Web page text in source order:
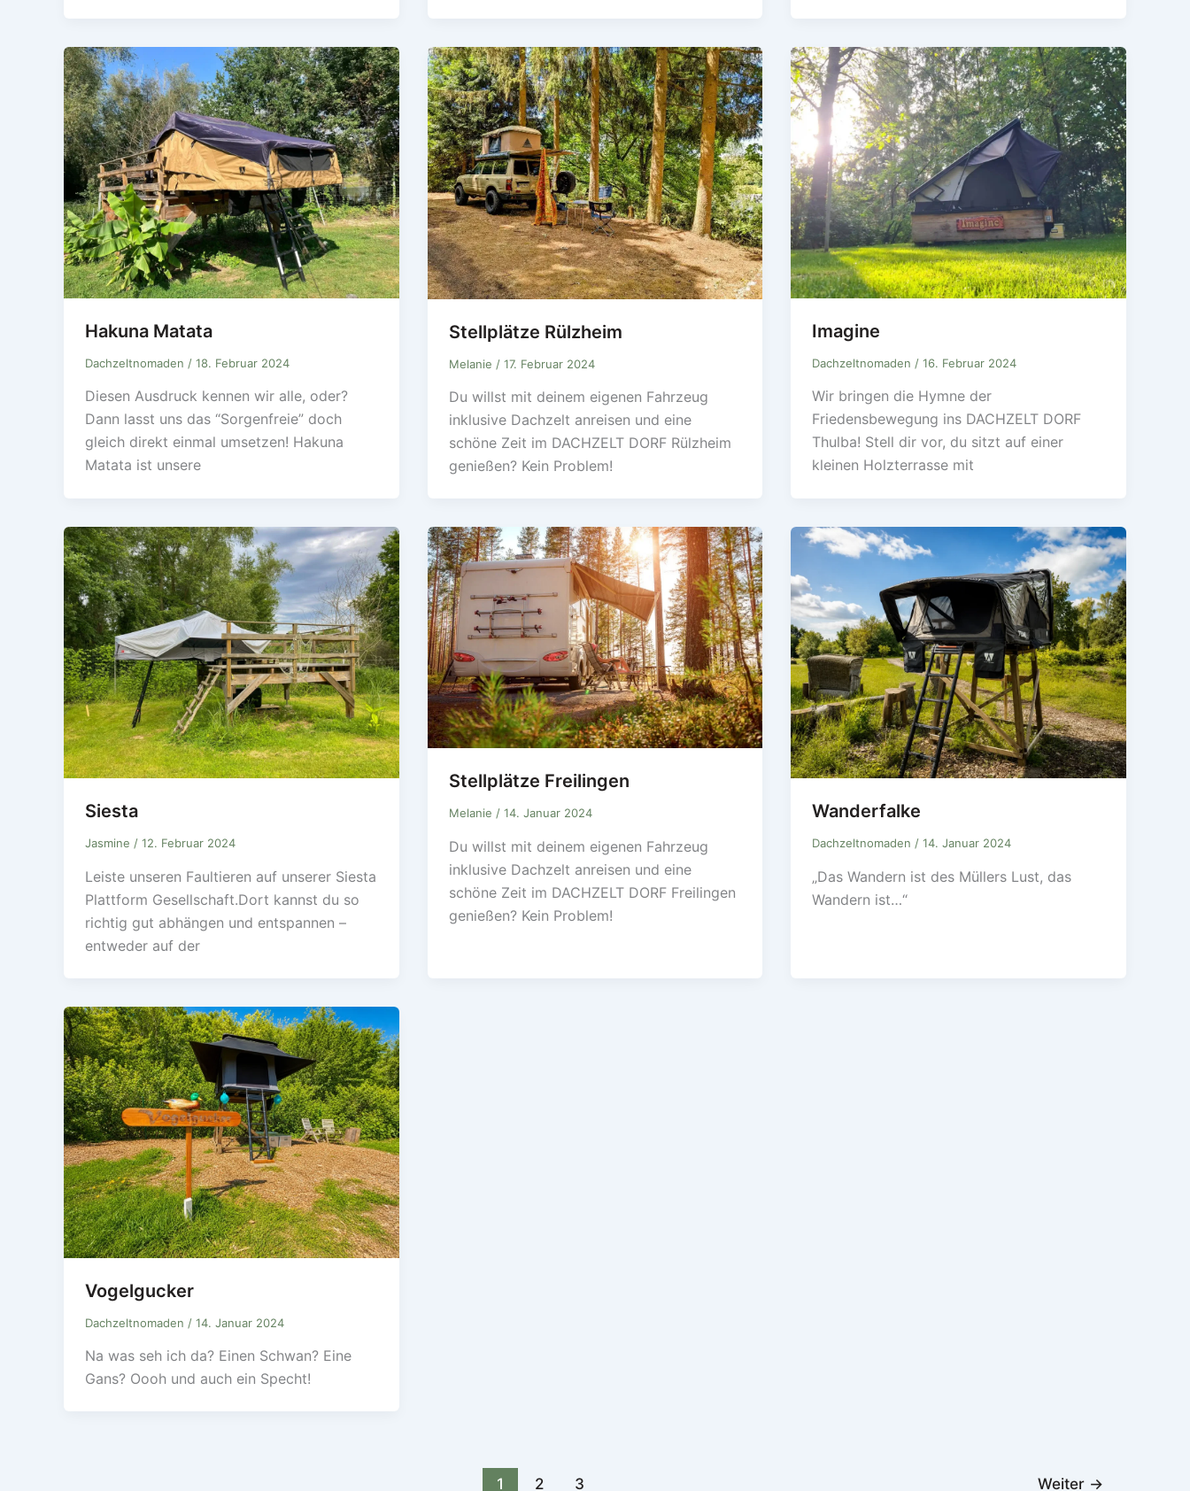
Hakuna Matata
Dachzeltnomaden / 18. Februar 2024
Diesen Ausdruck kennen wir alle, oder?
Dann lasst uns das “Sorgenfreie” doch
gleich direkt einmal umsetzen! Hakuna
Matata ist unsere
Stellplätze Rülzheim
Melanie / 17. Februar 2024
Du willst mit deinem eigenen Fahrzeug
inklusive Dachzelt anreisen und eine
schöne Zeit im DACHZELT DORF Rülzheim
genießen? Kein Problem!
Imagine
Dachzeltnomaden /16. Februar 2024
Wir bringen die Hymne der
Friedensbewegung ins DACHZELT DORF
Thulba! Stell dir vor, du sitzt auf einer
kleinen Holzterrasse mit
Siesta
Jasmine / 12. Februar 2024
Leiste unseren Faultieren auf unserer Siesta
Plattform Gesellschaft.Dort kannst du so
richtig gut abhängen und entspannen –
entweder auf der
Stellplätze Freilingen
Melanie / 14. Januar 2024
Du willst mit deinem eigenen Fahrzeug
inklusive Dachzelt anreisen und eine
schöne Zeit im DACHZELT DORF Freilingen
genießen? Kein Problem!
Wanderfalke
Dachzeltnomaden /14. Januar 2024
„Das Wandern ist des Müllers Lust, das
Wandern ist…“
Vogelgucker
Dachzeltnomaden / 14. Januar 2024
Na was seh ich da? Einen Schwan? Eine
Gans? Oooh und auch ein Specht!
1 2 3 Weiter →